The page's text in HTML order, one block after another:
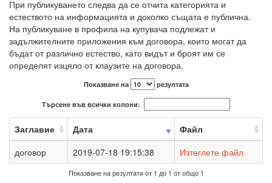
При публикуването следва да се отчита категорията и
естеството на информацията и доколко същата е публична.
На публикуване в профила на купувача подлежат и
задължителните приложения към договора, които могат да
бъдат от различно естество, като видът и броят им се
определят изцяло от клаузите на договора.
Показване на резултата
Търсене във всички колони:
Заглавие Дата
Файл
договор
2019-07-18 19:15:38 Изтеглете файл
Показване на резултати от 1 до 1 от общо 1